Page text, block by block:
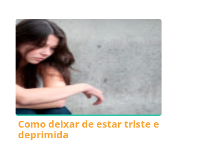
Como deixar de estar triste e
deprimida